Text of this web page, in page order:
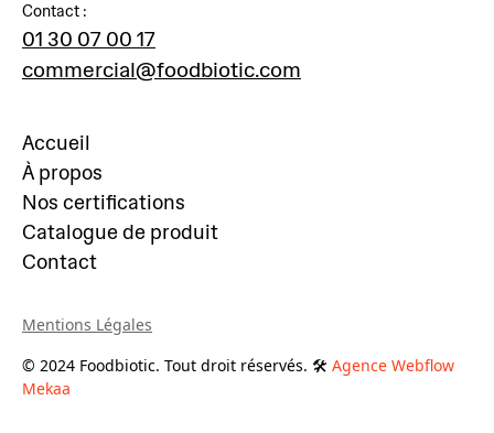
Contact :
01 30 07 00 17
commercial@foodbiotic.com
Accueil
À propos
Nos certifications
Catalogue de produit
Contact
© 2024 Foodbiotic. Tout droit réservés. 🛠 Agence Webflow
Mekaa
Mentions Légales